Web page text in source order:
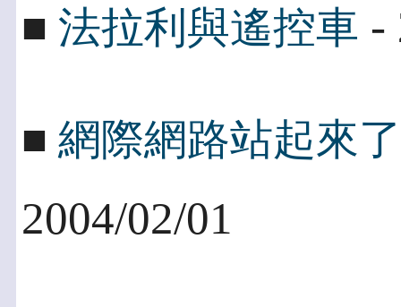
■ 法拉利與遙控車 -
■ 網際網路站起來
2004/02/01